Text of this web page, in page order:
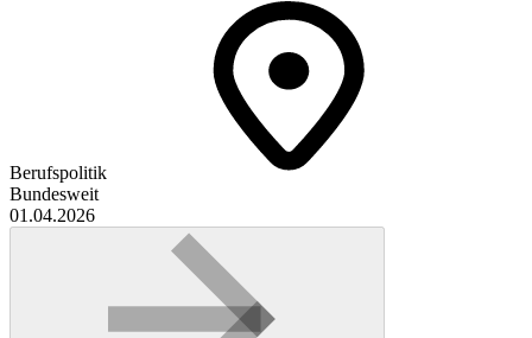
Berufspolitik
Bundesweit
01.04.2026